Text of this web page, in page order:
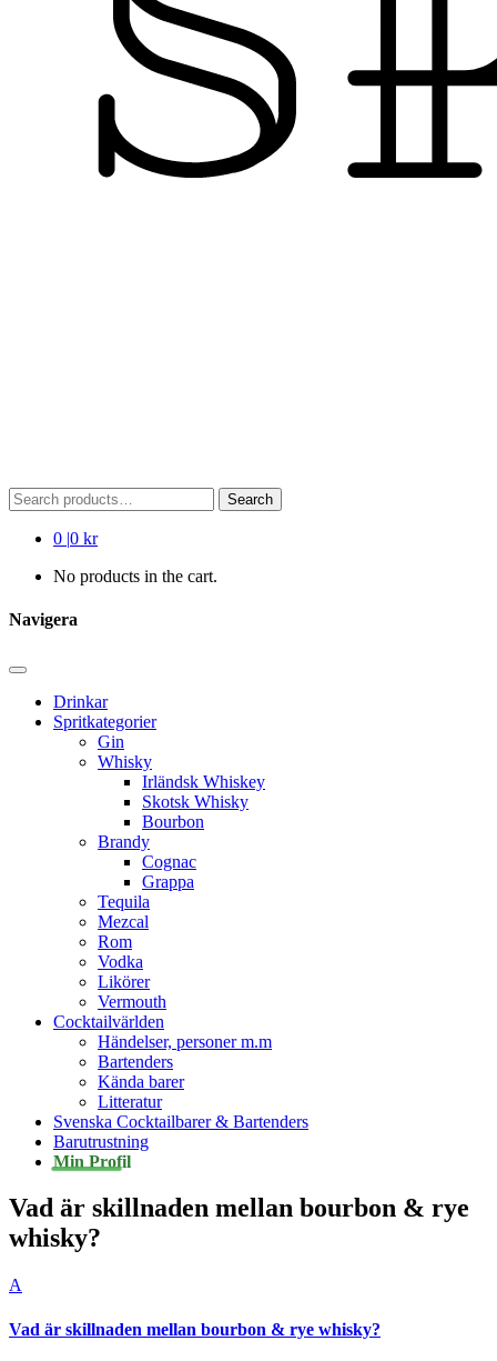
Search
for:
Search
0 |0 kr
No products in the cart.
Navigera
Drinkar
Spritkategorier
Gin
Whisky
Irländsk Whiskey
Skotsk Whisky
Bourbon
Brandy
Cognac
Grappa
Tequila
Mezcal
Rom
Vodka
Likörer
Vermouth
Cocktailvärlden
Händelser, personer m.m
Bartenders
Kända barer
Litteratur
Svenska Cocktailbarer & Bartenders
Barutrustning
Min Profil
Vad är skillnaden mellan bourbon & rye
whisky?
A
Vad är skillnaden mellan bourbon & rye whisky?